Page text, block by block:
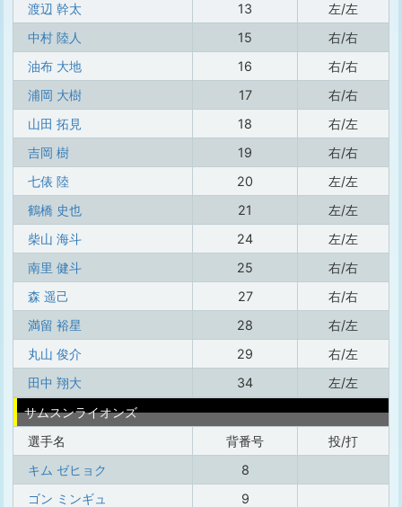
渡辺 幹太
13
左/左
中村 陸人
15
右/右
油布 大地
16
右/右
浦岡 大樹
17
右/右
山田 拓見
18
右/左
吉岡 樹
19
右/右
七俵 陸
20
左/左
鶴橋 史也
21
左/左
柴山 海斗
24
左/左
南里 健斗
25
右/右
森 遥己
27
右/右
満留 裕星
28
右/左
丸山 俊介
29
右/左
田中 翔大
34
左/左
サムスンライオンズ
選手名
背番号
投/打
キム ゼヒョク
8
ゴン ミンギュ
9